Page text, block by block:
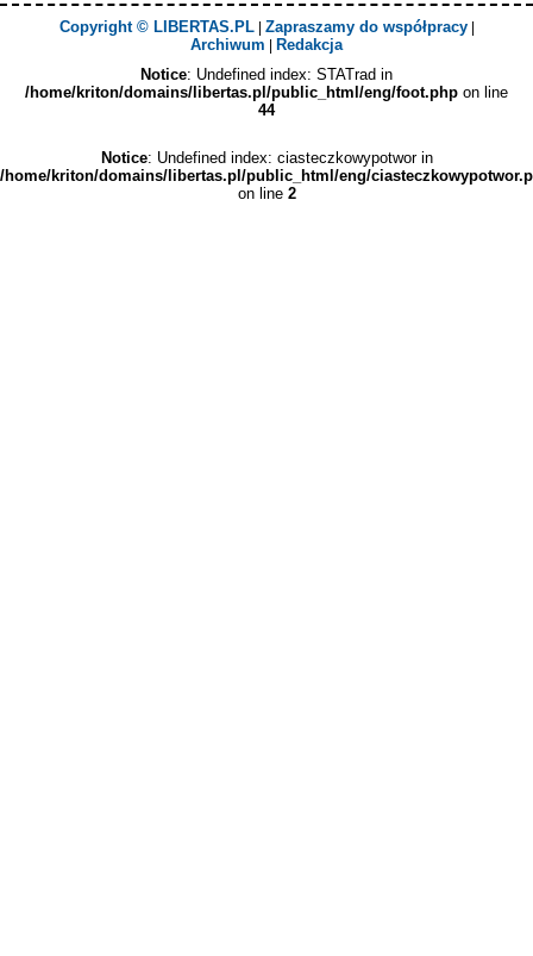
Copyright © LIBERTAS.PL| Zapraszamy do współpracy|
Archiwum
Redakcja
Notice: Undefined index: STATrad in
/home/kriton/domains/libertas.pl/public_html/eng/foot.php on line
44
Notice: Undefined index: ciasteczkowypotwor in
/home/kriton/domains/libertas.pl/public_html/eng/
on line 2